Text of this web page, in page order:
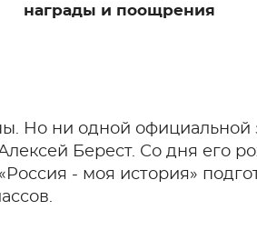
награды и поощрения
Но ни одной
Берест. Со дня его
- моя история»